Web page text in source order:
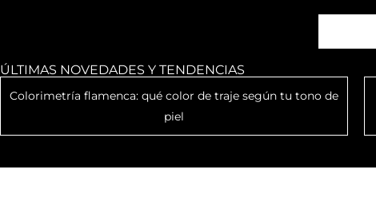
ÚLTIMAS NOVEDADES Y TENDENCIAS
Colorimetría flamenca: qué color de traje según tu tono de
piel